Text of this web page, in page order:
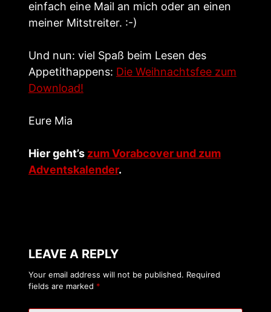
einfach eine Mail an mich oder an einen
meiner Mitstreiter. :-)
Und nun: viel Spaß beim Lesen des
Appetithappens: Die Weihnachtsfee zum
Download!
Eure Mia
Hier geht’s zum Vorabcover und zum
Adventskalender.
LEAVE A REPLY
Your email address will not be published. Required
fields are marked *